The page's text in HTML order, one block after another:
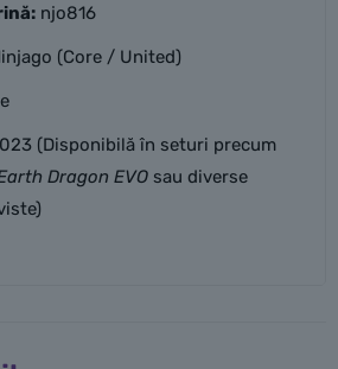
njo816
(Core / United)
(Disponibilă în seturi precum
Dragon EVOsau diverse